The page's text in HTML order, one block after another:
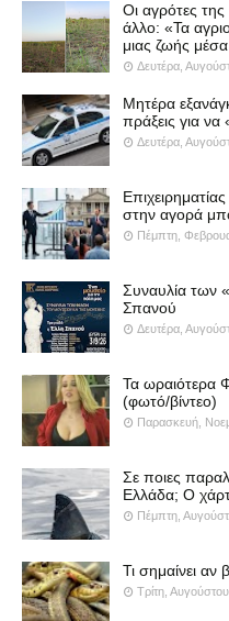
Οι αγρότες της
άλλο: «Τα
μιας ζωής
Δευτέρα,
Μητέρα
πράξεις για να
Δευτέρα,
στην αγορά
Πέμπτη,
Συναυλία των
Σπανού
Δευτέρα,
Τα ωραιότερα
(φωτό/βίντεο)
Παρασκευή,
Σε ποιες
Ελλάδα; Ο
Πέμπτη,
Τι σημαίνει αν
Τρίτη,